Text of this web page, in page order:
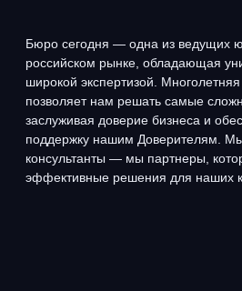
Наши контакты
СОБЫТИЯ
+7 (495) 795-50-75
МЕДИАЦИЯ БИЗНЕСА